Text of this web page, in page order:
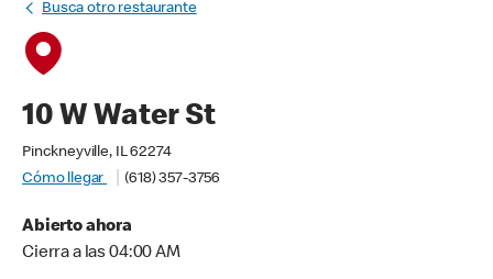
Busca otro restaurante
10 W Water St
Pinckneyville, IL 62274
Cómo llegar
(618) 357-3756
Abierto ahora
Cierra a las 04:00 AM